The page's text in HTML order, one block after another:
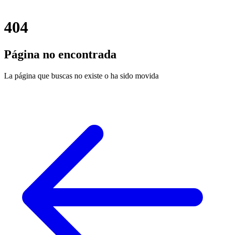
404
Página no encontrada
La página que buscas no existe o ha sido movida